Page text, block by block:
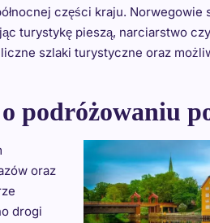
części kraju. Norwegowie
turystykę pieszą, narciarstwo
szlaki turystyczne oraz
podróżowaniu
oraz
drogi